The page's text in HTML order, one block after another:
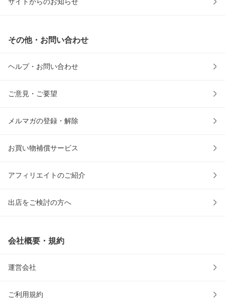
サイトからのお知らせ
その他・お問い合わせ
ヘルプ・お問い合わせ
ご意見・ご要望
メルマガの登録・解除
お買い物補償サービス
アフィリエイトのご紹介
出店をご検討の方へ
会社概要・規約
運営会社
ご利用規約